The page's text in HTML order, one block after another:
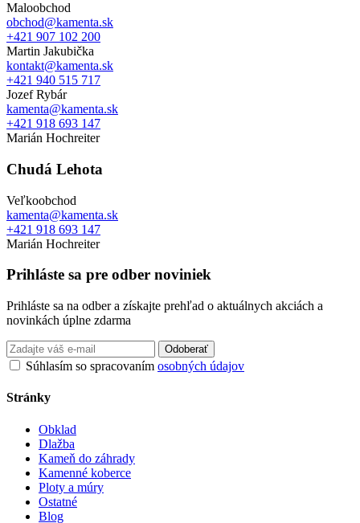
Maloobchod
obchod@kamenta.sk
+421 907 102 200
Martin Jakubička
kontakt@kamenta.sk
+421 940 515 717
Jozef Rybár
kamenta@kamenta.sk
+421 918 693 147
Marián Hochreiter
Chudá Lehota
Veľkoobchod
kamenta@kamenta.sk
+421 918 693 147
Marián Hochreiter
Prihláste sa pre odber noviniek
Prihláste sa na odber a získajte prehľad o aktuálnych akciách a
novinkách úplne zdarma
Odoberať
Súhlasím so spracovaním osobných údajov
Stránky
Obklad
Dlažba
Kameň do záhrady
Kamenné koberce
Ploty a múry
Ostatné
Blog